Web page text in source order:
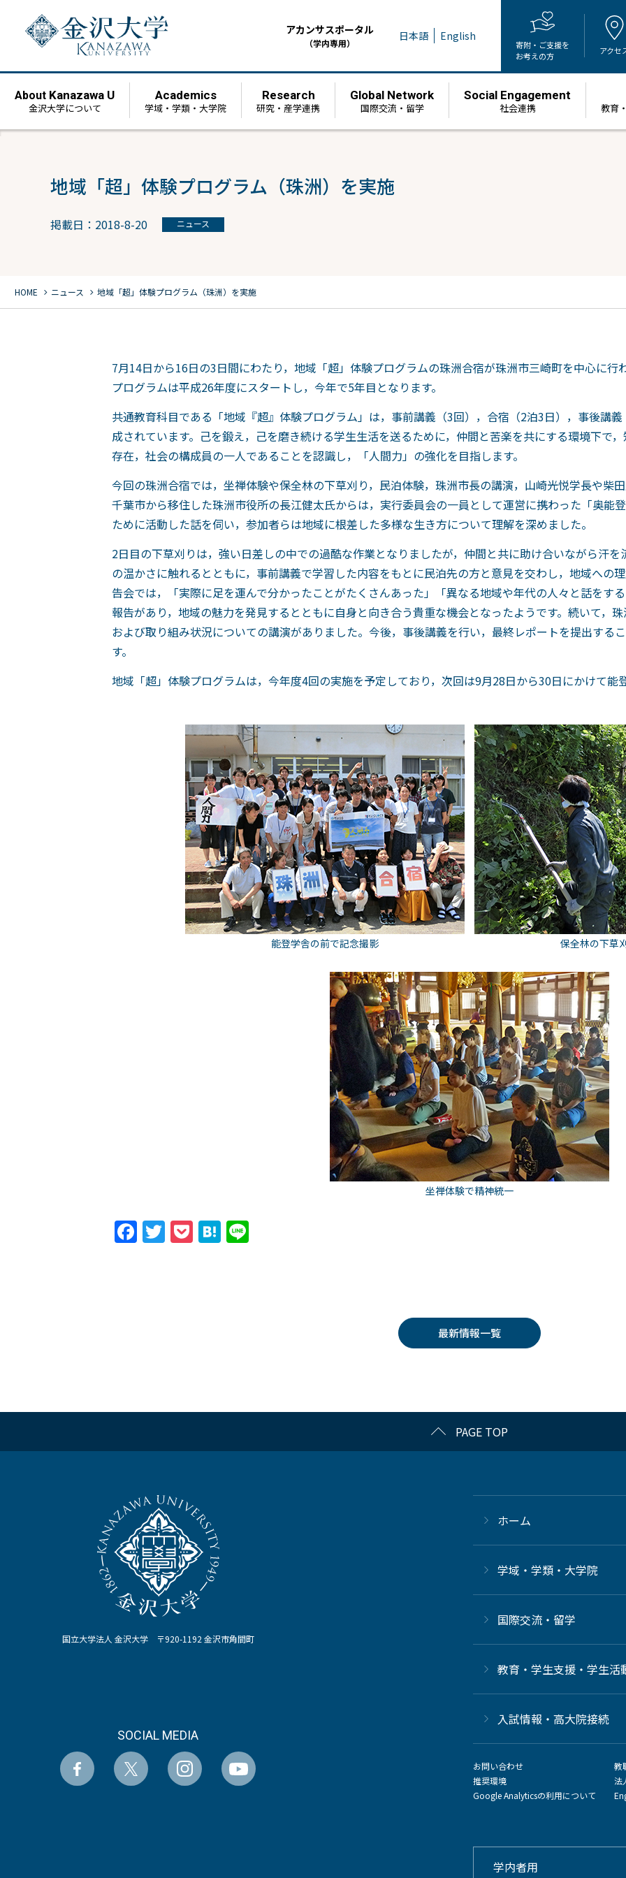
アカンサスポータル
（学内専用） 日本語 English
寄附・ご支援を
お考えの方
アクセ
About Kanazawa U
金沢大学について
Academics
学域・学類・大学院
Research
研究・産学連携
Global Network
国際交流・留学
Social Engagement
社会連携 教育
地域「超」体験プログラム（珠洲）を実施
掲載日：2018-8-20 ニュース
HOME chevron_right ニュース chevron_right 地域「超」体験プログラム（珠洲）を実施
7月14日から16日の3日間にわたり，地域「超」体験プログラムの珠洲合宿が珠洲市三崎町を中心に行
プログラムは平成26年度にスタートし，今年で5年目となります。
共通教育科目である「地域『超』体験プログラム」は，事前講義（3回），合宿（2泊3日），事後講
成されています。己を鍛え，己を磨き続ける学生生活を送るために，仲間と苦楽を共にする環境下で
存在，社会の構成員の一人であることを認識し，「人間力」の強化を目指します。
今回の珠洲合宿では，坐禅体験や保全林の下草刈り，民泊体験，珠洲市長の講演，山崎光悦学長や柴
千葉市から移住した珠洲市役所の長江健太氏からは，実行委員会の一員として運営に携わった「奥能
ために活動した話を伺い，参加者らは地域に根差した多様な生き方について理解を深めました。
2日目の下草刈りは，強い日差しの中での過酷な作業となりましたが，仲間と共に助け合いながら汗
の温かさに触れるとともに，事前講義で学習した内容をもとに民泊先の方と意見を交わし，地域への
告会では，「実際に足を運んで分かったことがたくさんあった」「異なる地域や年代の人々と話をす
報告があり，地域の魅力を発見するとともに自身と向き合う貴重な機会となったようです。続いて，
および取り組み状況についての講演がありました。今後，事後講義を行い，最終レポートを提出する
す。
地域「超」体験プログラムは，今年度4回の実施を予定しており，次回は9月28日から30日にかけて能
能登学舎の前で記念撮影 保全林の下草
坐禅体験で精神統一
Facebook
Twitter
PocketHatena
最新情報一覧
PAGE TOP
国立大学法人 金沢大学 〒920-1192 金沢市角間町
SOCIAL MEDIA
ホーム
学域・学類・大学院
国際交流・留学
教育・学生支援・学生活
⼊試情報・高大院接続
お問い合わせ
推奨環境
Google Analyticsの利用について
教
法
学内者用